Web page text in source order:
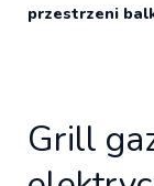
przestrzeni
Grill